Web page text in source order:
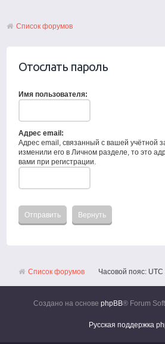
Список форумов
Отослать пароль
Имя пользователя:
Адрес email:
Адрес email, связанный с вашей учётной
изменили его в Личном разделе, то это
вами при регистрации.
Список форумов Часовой пояс:
Создано на основе phpBB® Forum
Русская поддержка